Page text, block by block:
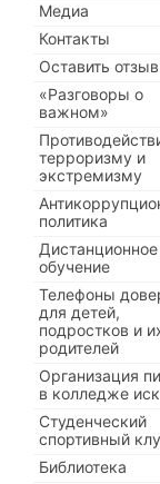
Медиа
Контакты
Оставить отзыв
«Разговоры о
важном»
терроризму и
экстремизму
политика
Дистанционное
обучение
Телефоны
для детей,
подростков и
родителей
Организация
в колледже
Студенческий
спортивный
Библиотека